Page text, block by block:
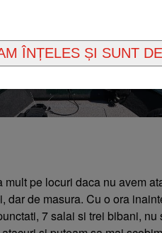
mult pe locuri daca nu avem
dar de masura. Cu o ora
7 salai si trei bibani, nu